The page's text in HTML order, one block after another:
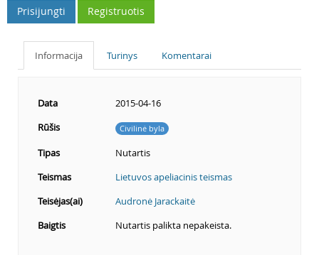
Prisijungti Registruotis
Informacija Turinys Komentarai
Data
2015-04-16
Rūšis
Civilinė byla
Tipas
Nutartis
Teismas
Lietuvos apeliacinis teismas
Teisėjas(ai)
Audronė Jarackaitė
Baigtis
Nutartis palikta nepakeista.